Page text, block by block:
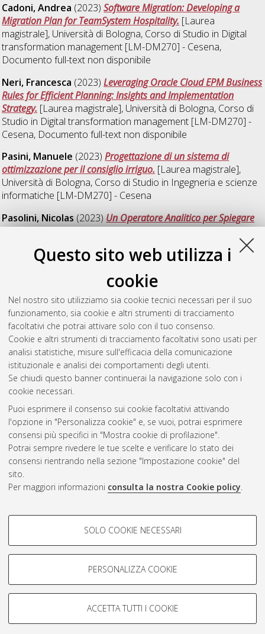
Questo sito web utilizza i
cookie
Nel nostro sito utilizziamo sia cookie tecnici necessari per il suo
funzionamento, sia cookie e altri strumenti di tracciamento
facoltativi che potrai attivare solo con il tuo consenso.
Cookie e altri strumenti di tracciamento facoltativi sono usati per
analisi statistiche, misure sull'efficacia della comunicazione
istituzionale e analisi dei comportamenti degli utenti.
Se chiudi questo banner continuerai la navigazione solo con i
cookie necessari.
Puoi esprimere il consenso sui cookie facoltativi attivando
l'opzione in "Personalizza cookie" e, se vuoi, potrai esprimere
consensi più specifici in "Mostra cookie di profilazione".
Potrai sempre rivedere le tue scelte e verificare lo stato dei
consensi rientrando nella sezione "Impostazione cookie" del
sito.
Per maggiori informazioni consulta la nostra Cookie policy.
COOKIE DI PROFILAZIONE -
Si tratta di cookie utilizzati per analizzare le caratteristiche della
navigazione degli utenti, creare profili in base al loro comportamento
Mostra cookie di profilazione
COOKIE TECNICI - NECESSARI
SOLO COOKIE NECESSARI
PERSONALIZZA COOKIE
ACCETTA TUTTI I COOKIE
Cadoni, Andrea (2023)Software Migration: Developing a
Migration Plan for TeamSystem Hospitality. [Laurea
magistrale], Università di Bologna, Corso di Studio in Digital
transformation management [LM-DM270] - Cesena,
Documento full-text non disponibile
Neri, Francesca (2023)Leveraging Oracle Cloud EPM Business
Rules for Efficient Planning: Insights and Implementation
Strategy. [Laurea magistrale], Università di Bologna, Corso di
Studio in Digital transformation management [LM-DM270] -
Cesena, Documento full-text non disponibile
Pasini, Manuele (2023)Progettazione di un sistema di
ottimizzazione per il consiglio irriguo. [Laurea magistrale],
Università di Bologna, Corso di Studio in Ingegneria e scienze
informatiche [LM-DM270] - Cesena
Pasolini, Nicolas(2023)Un Operatore Analitico per Spiegare
Dati Multidimensionali Tramite Tecniche di Regressione
[Laurea magistrale], Università di Bologna, Corso
di Studio inIngegneria e scienze informatiche [LM-DM270] -
Web: a case study inside Grant Thornton Digital.[Laurea
magistrale], Università di Bologna, Corso di Studio inDigital
transformation management [LM-DM270] - Cesena
Documento full-text non disponibile
Questa lista e' stata generata ilFri Aug 7 12:44:03 2026 CEST
Atom
Rss 1.0
Rss 2.0
AMS Laurea
Impostazioni Cookie
Informativa sulla privacy
Condizioni d’uso del sito